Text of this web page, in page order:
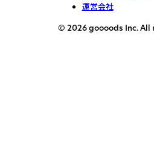
運営会社
© 2026 goooods Inc. All